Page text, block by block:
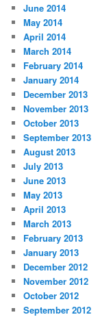
June 2014
May 2014
April 2014
March 2014
February 2014
January 2014
December 2013
November 2013
October 2013
September 2013
August 2013
July 2013
June 2013
May 2013
April 2013
March 2013
February 2013
January 2013
December 2012
November 2012
October 2012
September 2012